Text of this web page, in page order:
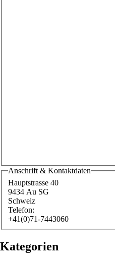
Anschrift & Kontaktdaten
Hauptstrasse 40
9434 Au SG
Schweiz
Telefon:
+41(0)71-7443060
Kategorien